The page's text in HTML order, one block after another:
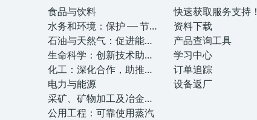
食品与饮料
水务和环境：保护 —— 节约
—— 提高
石油与天然气：促进能源
转型，实现净零目标
生命科学：创新技术助推
卓越运营
化工：深化合作，助推可
持续成功
电力与能源
采矿、矿物加工及冶金：
打造可持续的未来
公用工程：可靠使用蒸汽
快速获取服务支持！
资料下载
产品查询工具
学习中心
订单追踪
设备返厂